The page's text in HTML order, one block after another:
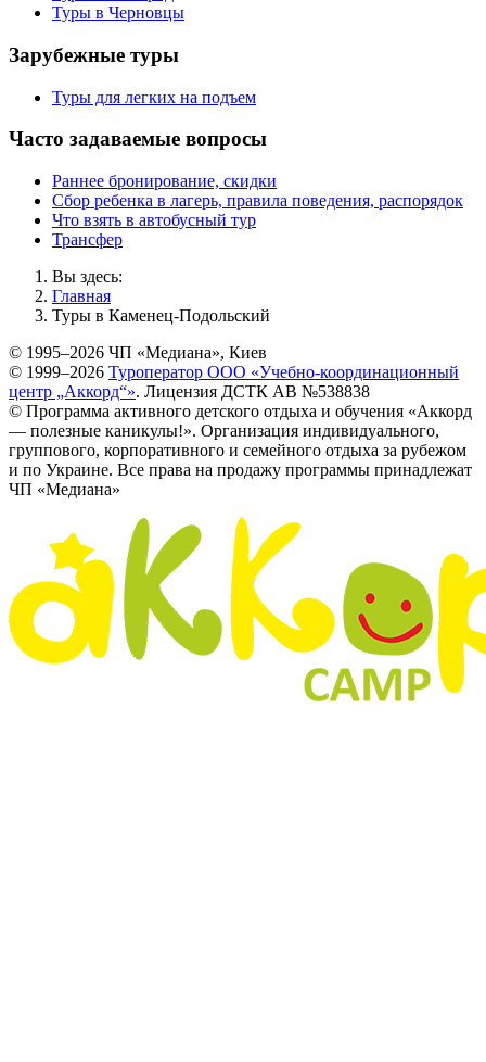
Туры в Черновцы
Зарубежные туры
Туры для легких на подъем
Часто задаваемые вопросы
Раннее бронирование, скидки
Сбор ребенка в лагерь, правила поведения, распорядок
Что взять в автобусный тур
Трансфер
Вы здесь:
Главная
Туры в Каменец-Подольский
© 1995–2026 ЧП «Медиана», Киев
© 1999–2026 Туроператор ООО «Учебно-координационный
центр „Аккорд“». Лицензия ДСТК АВ №538838
© Программа активного детского отдыха и обучения «Аккорд
— полезные каникулы!». Организация индивидуального,
группового, корпоративного и семейного отдыха за рубежом
и по Украине. Все права на продажу программы принадлежат
ЧП «Медиана»